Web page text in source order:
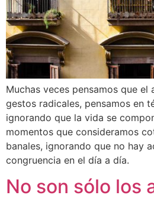
Muchas veces pensamos que
gestos radicales, pensamos en
ignorando que la vida se
momentos que consideramos
banales, ignorando que no hay
congruencia en el día a día.
No son sólo los